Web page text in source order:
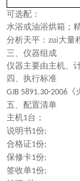
可选配：
水浴或油浴烘箱；
分析天平：zui大量
三、仪器组成
仪器主要由主机、
四 、 执行标准
GJB 5891.30-2006
五、配置清单
主机1台；
说明书1份;
合格证1份;
保修卡1份;
签收单1份;